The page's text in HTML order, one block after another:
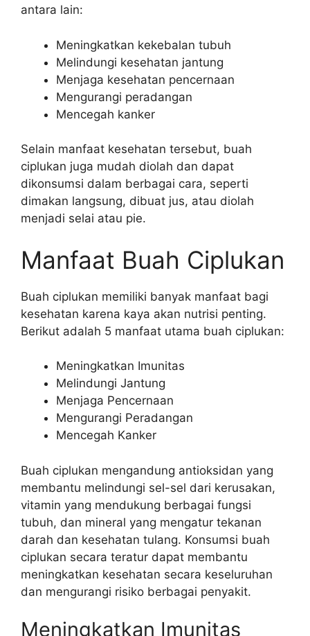
antara lain:
Meningkatkan kekebalan tubuh
Melindungi kesehatan jantung
Menjaga kesehatan pencernaan
Mengurangi peradangan
Mencegah kanker
Selain manfaat kesehatan tersebut, buah
ciplukan juga mudah diolah dan dapat
dikonsumsi dalam berbagai cara, seperti
dimakan langsung, dibuat jus, atau diolah
menjadi selai atau pie.
Manfaat Buah Ciplukan
Buah ciplukan memiliki banyak manfaat bagi
kesehatan karena kaya akan nutrisi penting.
Berikut adalah 5 manfaat utama buah ciplukan:
Meningkatkan Imunitas
Melindungi Jantung
Menjaga Pencernaan
Mengurangi Peradangan
Mencegah Kanker
Buah ciplukan mengandung antioksidan yang
membantu melindungi sel-sel dari kerusakan,
vitamin yang mendukung berbagai fungsi
tubuh, dan mineral yang mengatur tekanan
darah dan kesehatan tulang. Konsumsi buah
ciplukan secara teratur dapat membantu
meningkatkan kesehatan secara keseluruhan
dan mengurangi risiko berbagai penyakit.
Meningkatkan Imunitas